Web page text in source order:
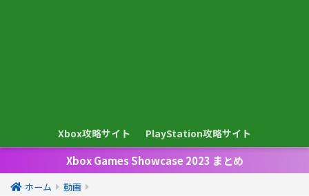
Xbox攻略サイト PlayStation攻略サイト
Xbox Games Showcase 2023 まとめ
ホーム 動画